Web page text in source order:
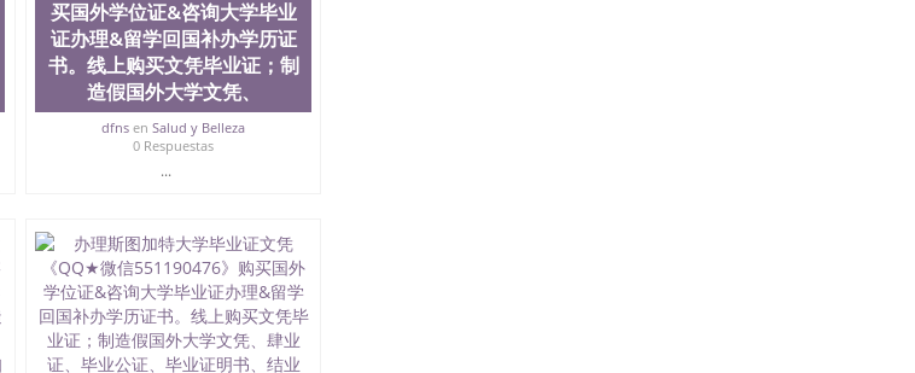
买国外学位证&咨询大学毕业
证办理&留学回国补办学历证
书。线上购买文凭毕业证；制
造假国外大学文凭、
dfns enSalud y Belleza
0 Respuestas
...